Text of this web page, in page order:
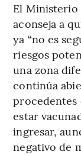
El Ministerio
aconseja a
ya “no es
riesgos
una zona
continúa
procedentes
estar
ingresar,
negativo de